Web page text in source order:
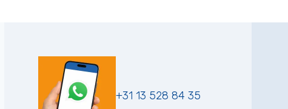
+31 13 528 84 35